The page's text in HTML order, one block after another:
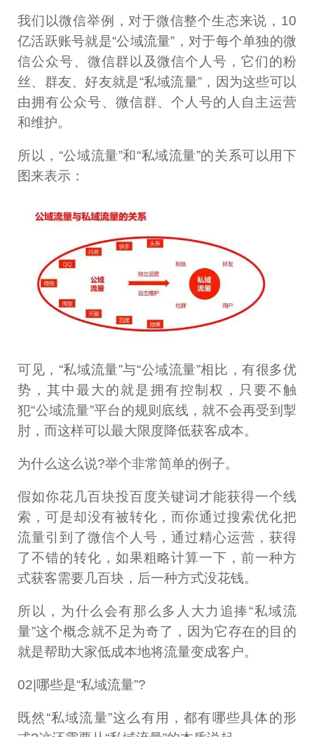
我们以微信举例，对于微信整个生态来说，10
亿活跃账号就是“公域流量”，对于每个单独的微
信公众号、微信群以及微信个人号，它们的粉
丝、群友、好友就是“私域流量”，因为这些可以
由拥有公众号、微信群、个人号的人自主运营
和维护。
所以，“公域流量”和“私域流量”的关系可以用下
图来表示：
可见，“私域流量”与“公域流量”相比，有很多优
势，其中最大的就是拥有控制权，只要不触
犯“公域流量”平台的规则底线，就不会再受到掣
肘，而这样可以最大限度降低获客成本。
为什么这么说?举个非常简单的例子。
假如你花几百块投百度关键词才能获得一个线
索，可是却没有被转化，而你通过搜索优化把
流量引到了微信个人号，通过精心运营，获得
了不错的转化，如果粗略计算一下，前一种方
式获客需要几百块，后一种方式没花钱。
所以，为什么会有那么多人大力追捧“私域流
量”这个概念就不足为奇了，因为它存在的目的
就是帮助大家低成本地将流量变成客户。
02|哪些是“私域流量”?
既然“私域流量”这么有用，都有哪些具体的形